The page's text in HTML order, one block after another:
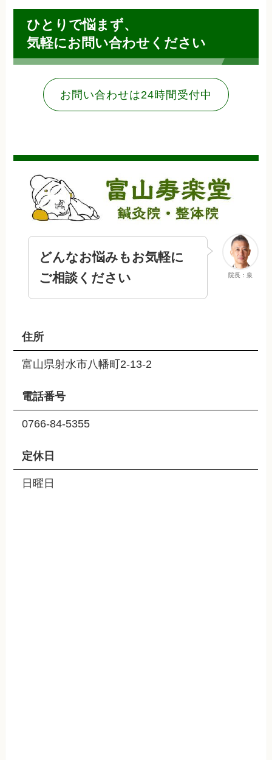
ひとりで悩まず、
気軽にお問い合わせください
お問い合わせは24時間受付中
院長：泉
どんなお悩みもお気軽に
ご相談ください
住所
富山県射水市八幡町2-13-2
電話番号
0766-84-5355
定休日
日曜日